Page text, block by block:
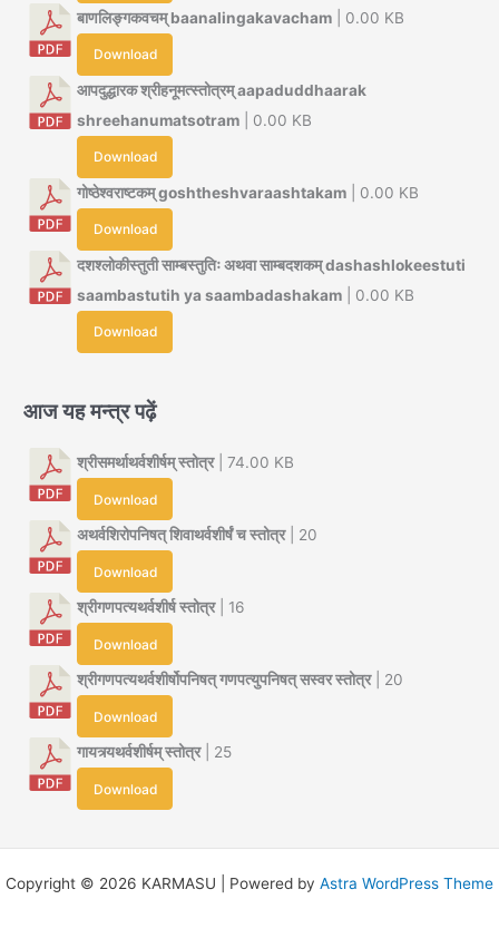
बाणलिङ्गकवचम् baanalingakavacham | 0.00 KB
Download
आपदुद्धारक श्रीहनूमत्स्तोत्रम् aapaduddhaarak
shreehanumatsotram | 0.00 KB
Download
गोष्ठेश्वराष्टकम् goshtheshvaraashtakam | 0.00 KB
Download
दशश्लोकीस्तुती साम्बस्तुतिः अथवा साम्बदशकम् dashashlokeestuti
saambastutih ya saambadashakam | 0.00 KB
Download
आज यह मन्त्र पढ़ें
श्रीसमर्थाथर्वशीर्षम् स्तोत्र| 74.00 KB
Download
अथर्वशिरोपनिषत् शिवाथर्वशीर्षं च स्तोत्र| 20
Download
श्रीगणपत्यथर्वशीर्ष स्तोत्र| 16
Download
श्रीगणपत्यथर्वशीर्षोपनिषत् गणपत्युपनिषत् सस्वर स्तोत्र| 20
Download
गायत्र्यथर्वशीर्षम् स्तोत्र| 25
Download
Copyright © 2026 KARMASU | Powered by Astra WordPress Theme